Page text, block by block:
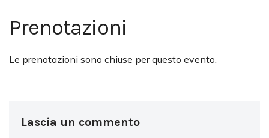
Prenotazioni
Le prenotazioni sono chiuse per questo evento.
Lascia un commento